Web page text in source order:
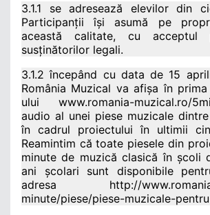
3.1.1 se adresează elevilor din
Participanții își asumă pe
această calitate, cu acceptul
susținătorilor legali.
3.1.2 începând cu data de 15
România Muzical va afișa în
ului www.romania-muzical.ro/
audio al unei piese muzicale
în cadrul proiectului în ultimii
Reamintim că toate piesele din
minute de muzică clasică în școli
ani școlari sunt disponibile
adresa http://www.romania-
minute/piese/piese-muzicale-